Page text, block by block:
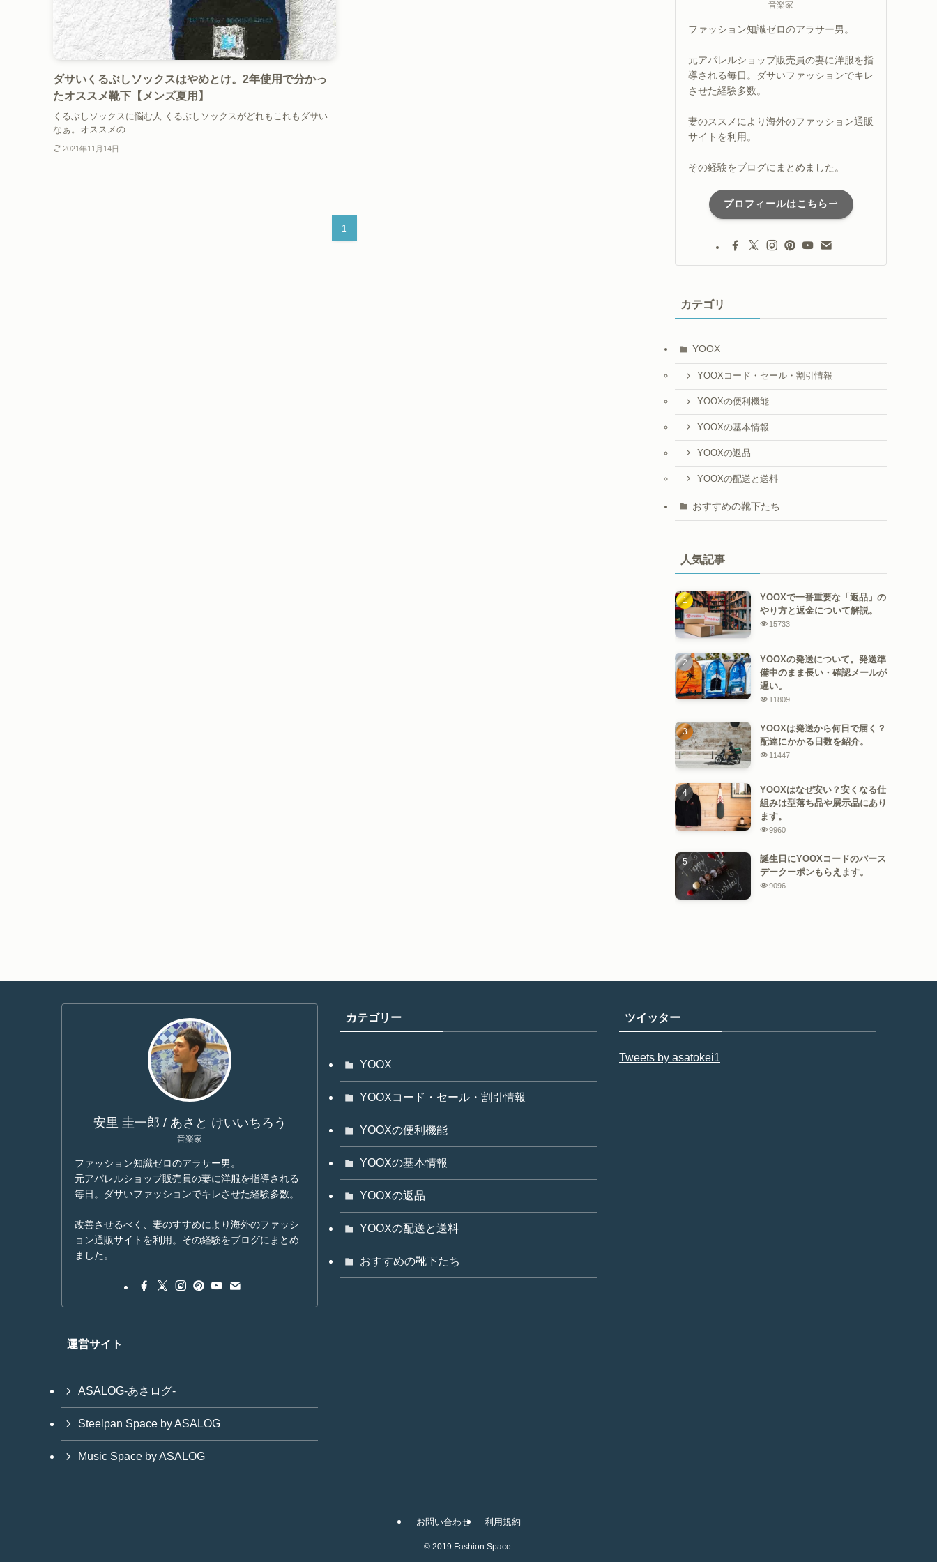
ダサいくるぶしソックスはやめとけ。2年使用で分かっ
たオススメ靴下【メンズ夏用】
くるぶしソックスに悩む人 くるぶしソックスがどれもこれもダサい
なぁ。オススメの...
2021年11月14日
1
音楽家
ファッション知識ゼロのアラサー男。
元アパレルショップ販売員の妻に洋服を指
導される毎日。ダサいファッションでキレ
させた経験多数。
妻のススメにより海外のファッション通販
サイトを利用。
その経験をブログにまとめました。
プロフィールはこちら
カテゴリ
YOOX
YOOXコード・セール・割引情報
YOOXの便利機能
YOOXの基本情報
YOOXの返品
YOOXの配送と送料
おすすめの靴下たち
人気記事
YOOXで一番重要な「返品」の
やり方と返金について解説。
15733
YOOXの発送について。発送準
備中のまま長い・確認メールが
遅い。
11809
YOOXは発送から何日で届く？
配達にかかる日数を紹介。
11447
YOOXはなぜ安い？安くなる仕
組みは型落ち品や展示品にあり
ます。
9960
誕生日にYOOXコードのバース
デークーポンもらえます。
9096
安里 圭一郎 / あさと けいいちろう
音楽家
ファッション知識ゼロのアラサー男。
元アパレルショップ販売員の妻に洋服を指導される
毎日。ダサいファッションでキレさせた経験多数。
改善させるべく、妻のすすめにより海外のファッシ
ョン通販サイトを利用。その経験をブログにまとめ
ました。
運営サイト
ASALOG-あさログ-
Steelpan Space by ASALOG
Music Space by ASALOG
カテゴリー
YOOX
YOOXコード・セール・割引情報
YOOXの便利機能
YOOXの基本情報
YOOXの返品
YOOXの配送と送料
おすすめの靴下たち
ツイッター
Tweets by asatokei1
お問い合わせ 利用規約
© 2019 Fashion Space.